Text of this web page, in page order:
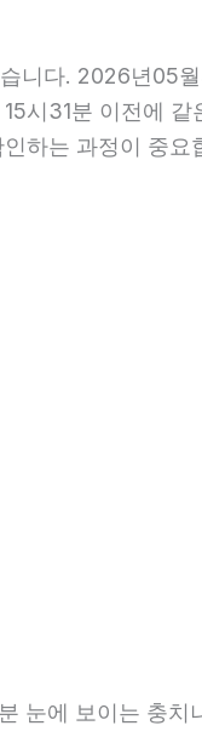
니다. 2026년05
시31분 이전에 같
하는 과정이 중요
눈에 보이는 충치